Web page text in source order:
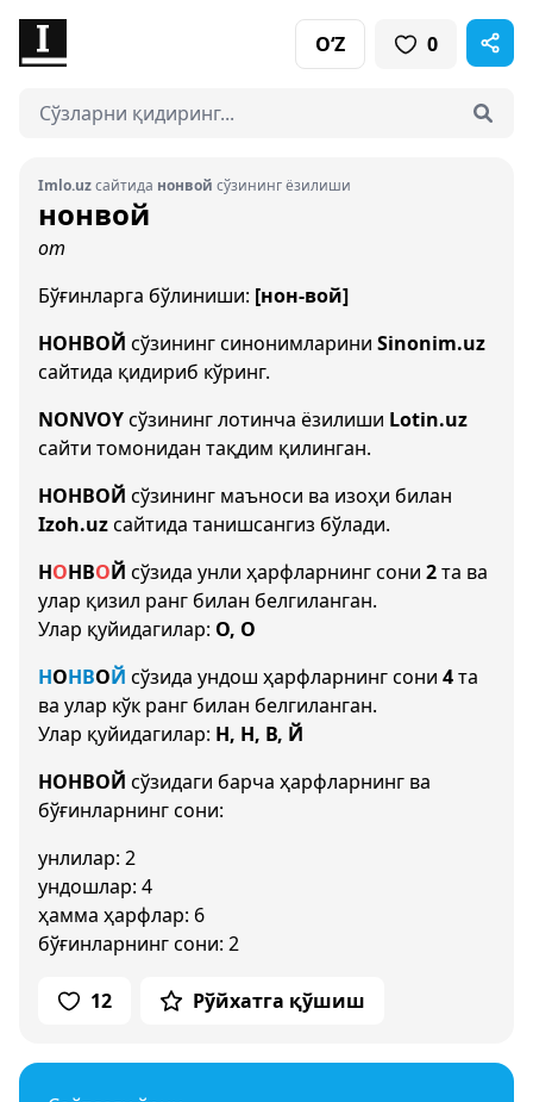
O‘Z 0
Imlo.uzсайтида нонвой сўзининг ёзилиши
нонвой
от
Бўғинларга бўлиниши: [нон-вой]
НОНВОЙ сўзининг синонимларини Sinonim.uz
сайтида қидириб кўринг.
NONVOYсўзининг лотинча ёзилиши Lotin.uz
сайти томонидан тақдим қилинган.
НОНВОЙ сўзининг маъноси ва изоҳи билан
Izoh.uzсайтида танишсангиз бўлади.
НОНВОЙ сўзида унли ҳарфларнинг сони 2та ва
улар қизил ранг билан белгиланган.
Улар қуйидагилар: О, О
НОНВОЙ сўзида ундош ҳарфларнинг сони 4та
ва улар кўк ранг билан белгиланган.
Улар қуйидагилар: Н, Н, В, Й
НОНВОЙ сўзидаги барча ҳарфларнинг ва
бўғинларнинг сони:
унлилар: 2
ундошлар: 4
ҳамма ҳарфлар: 6
бўғинларнинг сони: 2
12 Рўйхатга қўшиш